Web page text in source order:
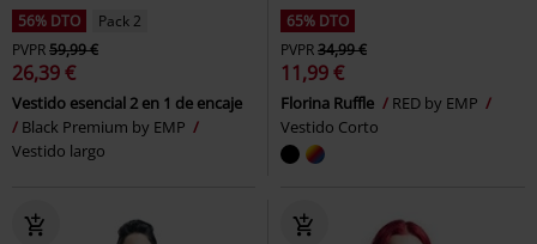
56% DTO
Pack 2
PVPR59,99 €
26,39 €
Vestido esencial 2 en 1 de encaje
Black Premium by EMP
Vestido largo
65% DTO
PVPR34,99 €
11,99 €
Florina Ruffle
RED by EMP
Vestido Corto